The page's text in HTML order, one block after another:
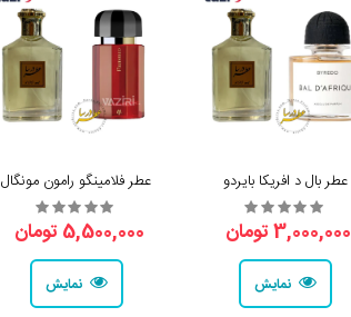
عطر بال د افریکا بایردو
3,000,000 تومان
نمایش
عطر فلامینگو رامون مونگال
5,500,000 تومان
نمایش